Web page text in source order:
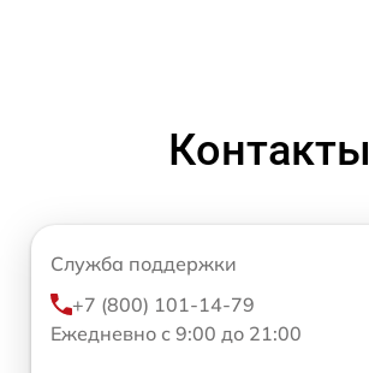
Контакты
Служба поддержки
+7 (800) 101-14-79
Ежедневно с 9:00 до 21:00